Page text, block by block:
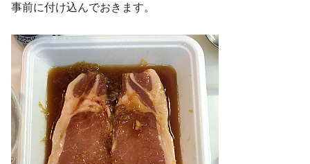
事前に付け込んでおきます。